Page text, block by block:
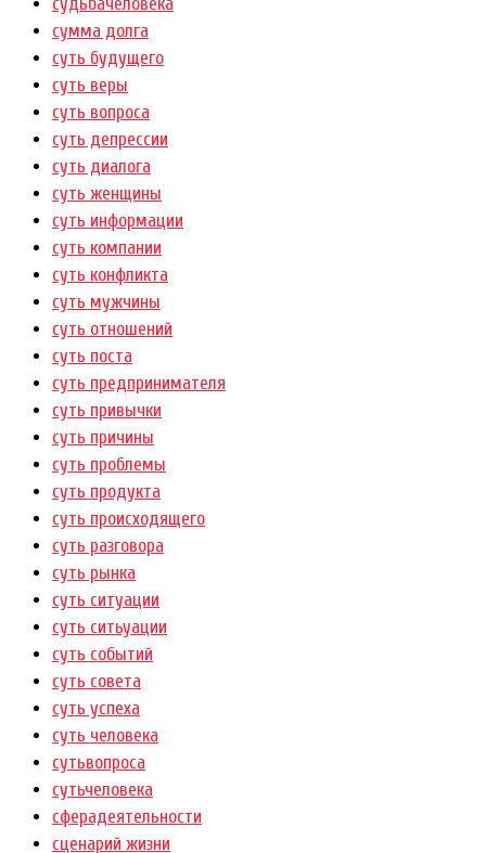
судьбачеловека
сумма долга
суть будущего
суть веры
суть вопроса
суть депрессии
суть диалога
суть женщины
суть информации
суть компании
суть конфликта
суть мужчины
суть отношений
суть поста
суть предпринимателя
суть привычки
суть причины
суть проблемы
суть продукта
суть происходящего
суть разговора
суть рынка
суть ситуации
суть ситьуации
суть событий
суть совета
суть успеха
суть человека
сутьвопроса
сутьчеловека
сферадеятельности
сценарий жизни